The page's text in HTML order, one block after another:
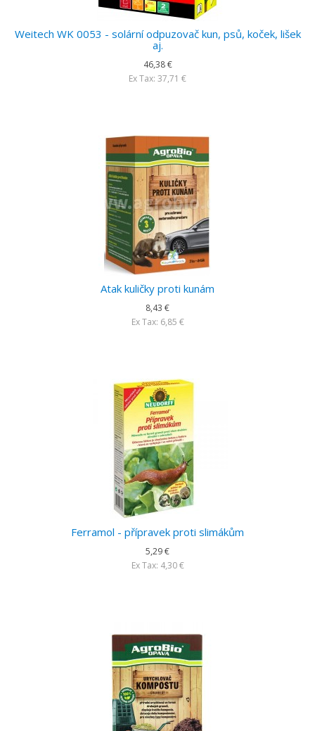
Weitech WK 0053 - solární odpuzovač kun, psů, koček, lišek
aj.
46,38 €
Ex Tax: 37,71 €
Atak kuličky proti kunám
8,43 €
Ex Tax: 6,85 €
Ferramol - přípravek proti slimákům
5,29 €
Ex Tax: 4,30 €